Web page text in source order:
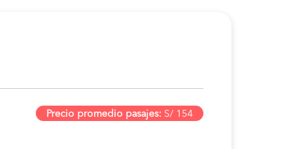
Precio promedio pasajes: S/ 154